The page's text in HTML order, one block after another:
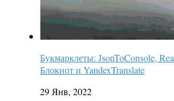
Букмарклеты: JsonToConsole,
Блокнот и YandexTranslate
29 Янв, 2022